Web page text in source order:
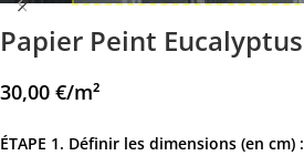
Papier Peint Eucalyptus
30,00 €/m²
ÉTAPE 1. Définir les dimensions (en cm) :